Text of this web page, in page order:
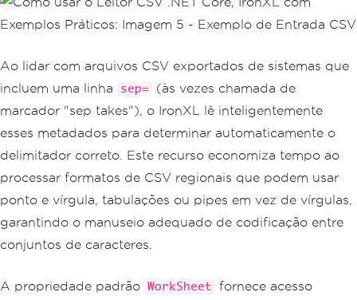
Ao lidar com arquivos CSV exportados de sistemas que
incluem uma linha
sep=
(às vezes chamada de
marcador "sep takes"), o IronXL lê inteligentemente
esses metadados para determinar automaticamente o
delimitador correto. Este recurso economiza tempo ao
processar formatos de CSV regionais que podem usar
ponto e vírgula, tabulações ou pipes em vez de vírgulas,
garantindo o manuseio adequado de codificação entre
conjuntos de caracteres.
A propriedade padrão WorkSheet
fornece acesso